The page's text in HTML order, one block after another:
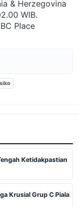
& Herzegovina
WIB.
Place
Ketidakpastian
Krusial Grup C Piala